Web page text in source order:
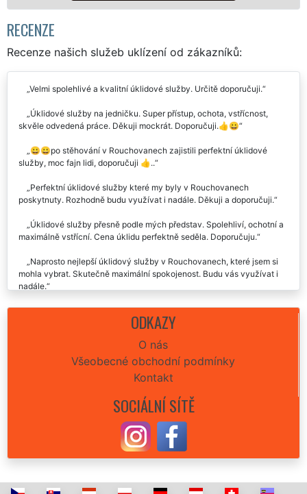
RECENZE
Recenze našich služeb uklízení od zákazníků:
Velmi spolehlivé a kvalitní úklidové služby. Určitě doporučuji.
Úklidové služby na jedničku. Super přístup, ochota, vstřícnost,
skvěle odvedená práce. Děkuji mockrát. Doporučuji.👍😀
😀😀po stěhování v Rouchovanech zajistili perfektní úklidové
služby, moc fajn lidi, doporučuji 👍..
Perfektní úklidové služby které my byly v Rouchovanech
poskytnuty. Rozhodně budu využívat i nadále. Děkuji a doporučuji.
Úklidové služby přesně podle mých představ. Spolehliví, ochotní a
maximálně vstřícní. Cena úklidu perfektně seděla. Doporučuju.
Naprosto nejlepší úklidový služby v Rouchovanech, které jsem si
mohla vybrat. Skutečně maximální spokojenost. Budu vás využívat i
nadále.
Potřeboval jsem v Rouchovanech zajistit kvalitní úklidové služby a
ty jsem také sehnal. Extra uklízení můžu pouze doporučit. Super
ODKAZY
O nás
Všeobecné obchodní podmínky
Kontakt
SOCIÁLNÍ SÍTĚ